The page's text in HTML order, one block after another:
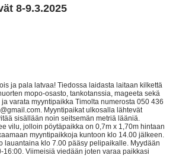
8-9.3.2025
ja pala latvaa! Tiedossa laidasta laitaan kilkettä
mopo-osasto, tankotanssia, mageeta sekä
varata myyntipaikka Timolta numerosta 050 436
Myyntipaikat ulkosalla lähtevät
sisällään noin seitsemän metriä lääniä.
vilu, jolloin pöytäpaikka on 0,7m x 1,70m hintaan
myyntipaikkoja kuntoon klo 14.00 jälkeen.
lauantaina klo 7.00 pääsy pelipaikalle. Myydään
16:00. Viimeisiä viedään joten varaa paikkasi